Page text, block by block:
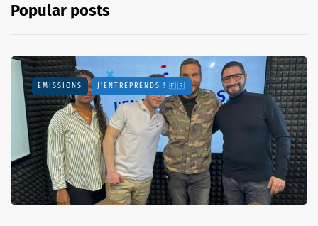
Popular posts
EMISSIONS J'ENTREPRENDS ! 🇫🇷